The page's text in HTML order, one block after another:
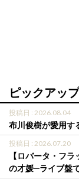
ピックアップ
投稿日 : 2026.08.04
布川俊樹が愛用す
投稿日 : 2026.07.20
【ロバータ・フ
の才媛─ライブ盤